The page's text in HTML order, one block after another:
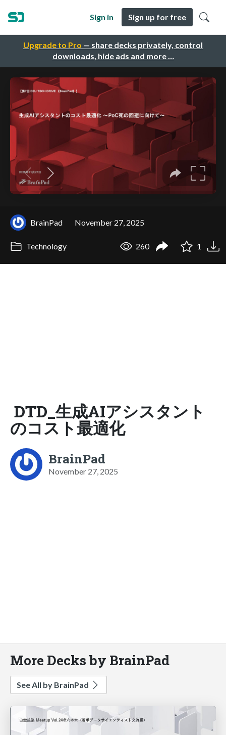
Upgrade to Pro — share decks privately, control
downloads, hide ads and more …
Sign in Sign up for free
BrainPad November 27, 2025
Technology 260 1
DTD_生成AIアシスタント
のコスト最適化
BrainPad
November 27, 2025
More Decks by BrainPad
See All by BrainPad